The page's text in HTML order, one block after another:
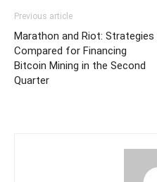
Previous article
Marathon and Riot: Strategies
Compared for Financing
Bitcoin Mining in the Second
Quarter